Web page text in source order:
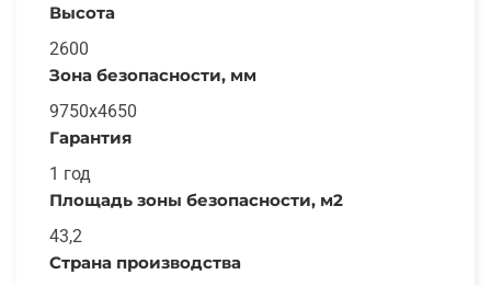
Высота
2600
Зона безопасности, мм
9750x4650
Гарантия
1 год
Площадь зоны безопасности, м2
43,2
Страна производства